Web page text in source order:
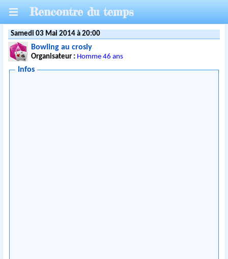
Rencontre du temps
Samedi 03 Mai 2014 à 20:00
Bowling au crosly
Organisateur : Homme 46 ans
Infos